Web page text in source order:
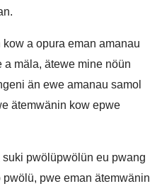
a opura eman amanau
a mäla, ätewe mine nöün
än ewe amanau samol
ätemwänin kow epwe
suki pwölüpwölün eu pwang
pwe eman ätemwänin